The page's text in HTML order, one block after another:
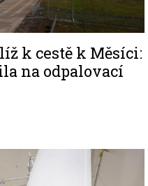
k cestě k Měsíci:
na odpalovací